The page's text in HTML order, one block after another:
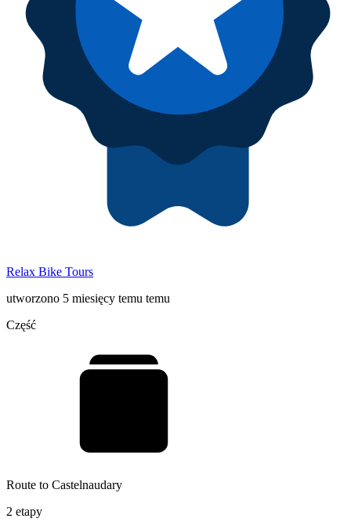
Relax Bike Tours
utworzono 5 miesięcy temu temu
Część
Route to Castelnaudary
2 etapy